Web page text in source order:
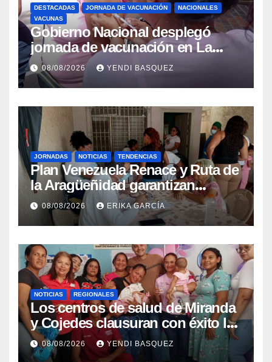
DESTACADAS JORNADA DE VACUNACIÓN
NACIONALES
VACUNAS
Gobierno Nacional desplegó
jornada de vacunación en La
Guaira para garantizar protección
epidemiológica
08/08/2026 YENDI BASQUEZ
JORNADAS NOTICIAS TENDENCIAS
Plan Venezuela Renace y Ruta de
la Aragüeñidad garantizan
atención médica integral en
Aragua
08/08/2026 ERIKA GARCÍA
NOTICIAS REGIONALES
Los centros de salud de Miranda
y Cojedes clausuran con éxito la
Semana Mundial de la Lactancia
Materna
08/08/2026 YENDI BASQUEZ